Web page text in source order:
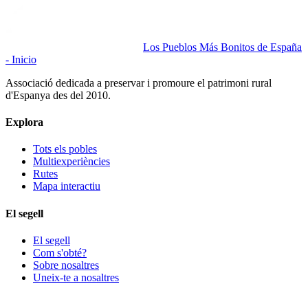
Los Pueblos Más Bonitos de España
- Inicio
Associació dedicada a preservar i promoure el patrimoni rural
d'Espanya des del 2010.
Explora
Tots els pobles
Multiexperiències
Rutes
Mapa interactiu
El segell
El segell
Com s'obté?
Sobre nosaltres
Uneix-te a nosaltres